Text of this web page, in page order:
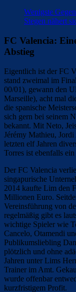
Wenigste
Stegen nähert
FC Valencia:
Abstieg
Eigentlich ist der FC
stand zweimal im
00/01), gewann den
Marseille), acht mal
die spanische
sich gern bei seinem
bekannt. Mit Neto,
Jérémy Mathieu,
letzten elf Jahren
Torres ist ebenfalls
Der FC Valencia
singapurische
2014 kaufte Lim den
Millionen Euro.
Vereinsführung von
regelmäßig gibt es
wichtige Spieler wie
Cancelo, Otamendi
Publikumsliebling
plötzlich und ohne
Jahren unter Lims
Trainer im Amt.
wurde offenbar
kurzfristigem Profit.